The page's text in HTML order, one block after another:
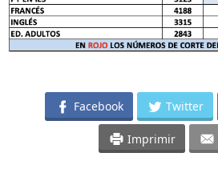
Facebook Twitter
Imprimir